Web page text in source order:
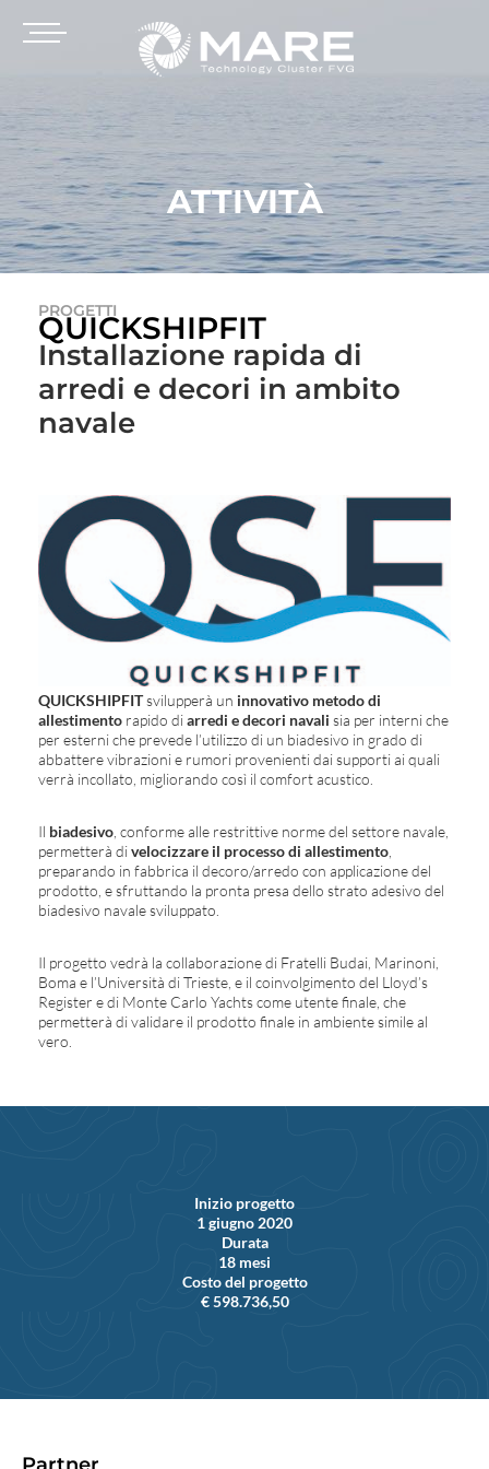
ATTIVITÀ
PROGETTI
QUICKSHIPFIT
Installazione rapida di
arredi e decori in ambito
navale
QUICKSHIPFITsvilupperà un innovativo metodo di
allestimento rapido diarredi e decori navali sia per interni che
per esterni che prevede l’utilizzo di un biadesivo in grado di
abbattere vibrazioni e rumori provenienti dai supporti ai quali
verrà incollato, migliorando così il comfort acustico.
Il biadesivo , conforme alle restrittive norme del settore navale,
permetterà divelocizzare il processo di allestimento
preparando in fabbrica il decoro/arredo con applicazione del
prodotto, e sfruttando la pronta presa dello strato adesivo del
biadesivo navale sviluppato.
Il progetto vedrà la collaborazione di Fratelli Budai, Marinoni,
Boma e l’Università di Trieste, e il coinvolgimento del Lloyd’s
Register e di Monte Carlo Yachts come utente finale, che
permetterà di validare il prodotto finale in ambiente simile al
vero.
Inizio progetto
1 giugno 2020
Durata
18 mesi
Costo del progetto
€ 598.736,50